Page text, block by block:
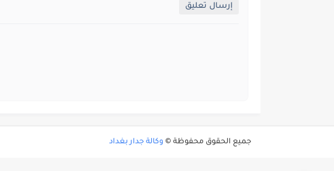
إرسال تعليق
جميع الحقوق محفوظة © وكالة جدار بغداد